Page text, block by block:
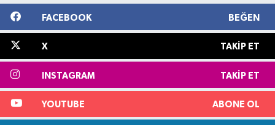
FACEBOOK BEĞEN
X TAKIP ET
INSTAGRAM TAKIP ET
YOUTUBE ABONE OL